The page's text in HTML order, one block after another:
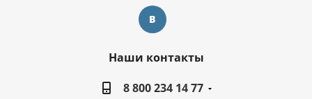
Наши контакты
8 800 234 14 77